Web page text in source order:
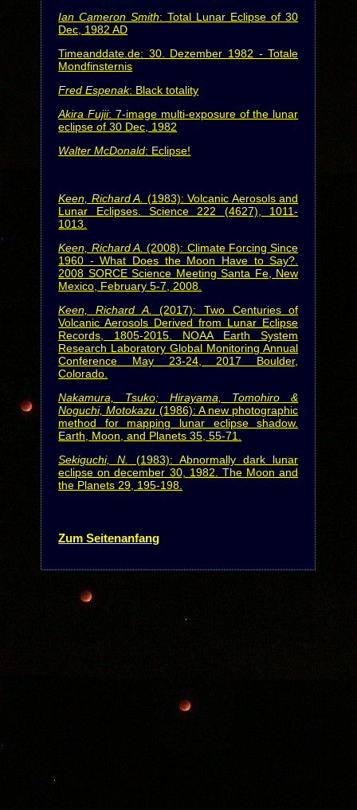
Ian Cameron Smith: Total Lunar Eclipse of 30
Dec, 1982 AD
Timeanddate.de: 30. Dezember 1982 - Totale
Mondfinsternis
Fred Espenak: Black totality
Akira Fujii: 7-image multi-exposure of the lunar
eclipse of 30 Dec, 1982
Walter McDonald: Eclipse!
Keen, Richard A. (1983): Volcanic Aerosols and
Lunar Eclipses. Science 222 (4627), 1011-
1013.
Keen, Richard A. (2008): Climate Forcing Since
1960 - What Does the Moon Have to Say?.
2008 SORCE Science Meeting Santa Fe, New
Mexico, February 5-7, 2008.
Keen, Richard A.
(2017): Two Centuries of
Volcanic Aerosols Derived from Lunar Eclipse
Records, 1805-2015. NOAA Earth System
Research Laboratory Global Monitoring Annual
Conference May 23-24, 2017 Boulder,
Colorado.
Nakamura, Tsuko; Hirayama, Tomohiro &
Noguchi, Motokazu (1986): A new photographic
method for mapping lunar eclipse shadow.
Earth, Moon, and Planets 35, 55-71.
Sekiguchi, N.
(1983): Abnormally dark lunar
eclipse on december 30, 1982. The Moon and
the Planets 29, 195-198.
Zum Seitenanfang